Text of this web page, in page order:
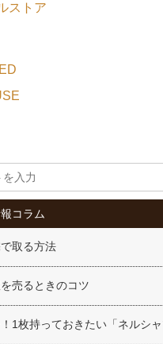
ストア
コラム
取る方法
売るときのコツ
1枚持っておきたい「ネルシャ